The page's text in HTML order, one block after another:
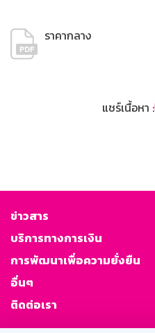
ราคากลาง
แชร์เนื้อหา :
ข่าวสาร
บริการทางการเงิน
การพัฒนาเพื่อความยั่งยืน
อื่นๆ
ติดต่อเรา